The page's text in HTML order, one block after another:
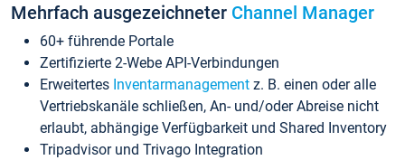
Mehrfach ausgezeichneter Channel Manager
60+ führende Portale
Zertifizierte 2-Webe API-Verbindungen
Erweitertes Inventarmanagement z. B. einen oder alle
Vertriebskanäle schließen, An- und/oder Abreise nicht
erlaubt, abhängige Verfügbarkeit und Shared Inventory
Tripadvisor und Trivago Integration